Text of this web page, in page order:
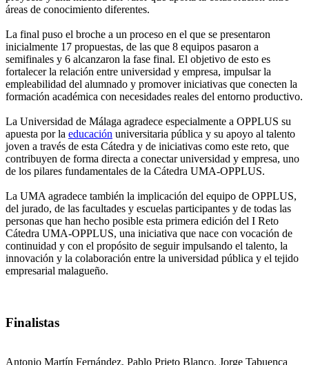
áreas de conocimiento diferentes.
La final puso el broche a un proceso en el que se presentaron
inicialmente 17 propuestas, de las que 8 equipos pasaron a
semifinales y 6 alcanzaron la fase final. El objetivo de esto es
fortalecer la relación entre universidad y empresa, impulsar la
empleabilidad del alumnado y promover iniciativas que conecten la
formación académica con necesidades reales del entorno productivo.
La Universidad de Málaga agradece especialmente a OPPLUS su
apuesta por la educación universitaria pública y su apoyo al talento
joven a través de esta Cátedra y de iniciativas como este reto, que
contribuyen de forma directa a conectar universidad y empresa, uno
de los pilares fundamentales de la Cátedra UMA-OPPLUS.
La UMA agradece también la implicación del equipo de OPPLUS,
del jurado, de las facultades y escuelas participantes y de todas las
personas que han hecho posible esta primera edición del I Reto
Cátedra UMA-OPPLUS, una iniciativa que nace con vocación de
continuidad y con el propósito de seguir impulsando el talento, la
innovación y la colaboración entre la universidad pública y el tejido
empresarial malagueño.
Finalistas
Antonio Martín Fernández, Pablo Prieto Blanco, Jorge Tabuenca